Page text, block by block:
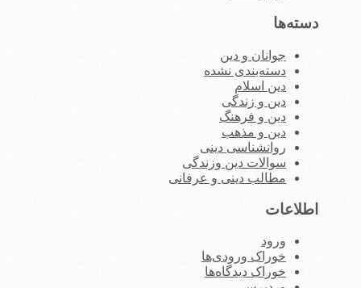
دسته‌ها
جوانان و دین
دسته‌بندی نشده
دین اسلام
دین و زندگی
دین و فرهنگ
دین و مذهب
روانشناسی دینی
سوالات دین وزندگی
مطالب دینی و عرفانی
اطلاعات
ورود
خوراک ورودی‌ها
خوراک دیدگاه‌ها